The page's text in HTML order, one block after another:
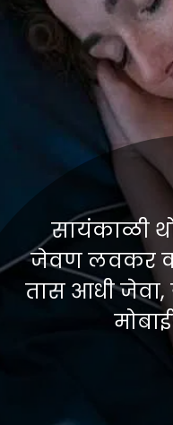
सायंकाळी
जेवण लवकर
तास आधी जेवा,